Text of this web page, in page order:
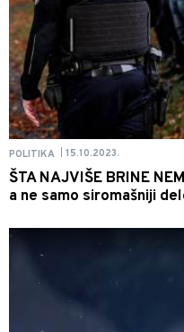
POLITIKA 15.10.2023.
ŠTA NAJVIŠE BRINE
a ne samo siromašniji